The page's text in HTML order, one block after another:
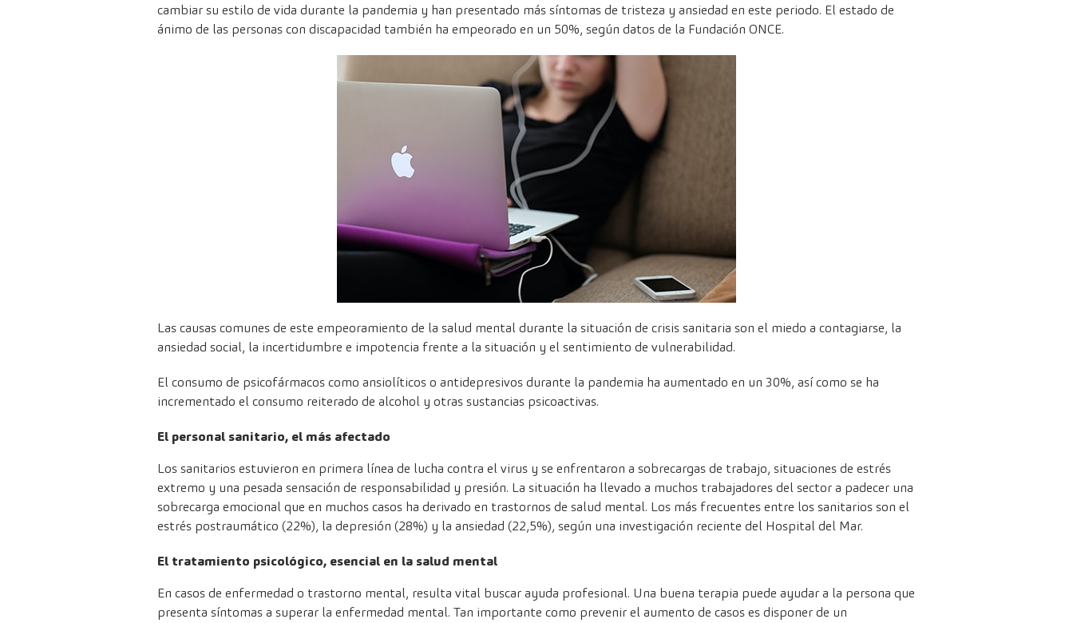
cambiar su estilo de vida durante la pandemia y han presentado más síntomas de tristeza y ansiedad en este periodo. El estado de
ánimo de las personas con discapacidad también ha empeorado en un 50%, según datos de la Fundación ONCE.
Las causas comunes de este empeoramiento de la salud mental durante la situación de crisis sanitaria son el miedo a contagiarse, la
ansiedad social, la incertidumbre e impotencia frente a la situación y el sentimiento de vulnerabilidad.
El consumo de psicofármacos como ansiolíticos o antidepresivos durante la pandemia ha aumentado en un 30%, así como se ha
incrementado el consumo reiterado de alcohol y otras sustancias psicoactivas.
El personal sanitario, el más afectado
Los sanitarios estuvieron en primera línea de lucha contra el virus y se enfrentaron a sobrecargas de trabajo, situaciones de estrés
extremo y una pesada sensación de responsabilidad y presión. La situación ha llevado a muchos trabajadores del sector a padecer una
sobrecarga emocional que en muchos casos ha derivado en trastornos de salud mental. Los más frecuentes entre los sanitarios son el
estrés postraumático (22%), la depresión (28%) y la ansiedad (22,5%), según una investigación reciente del Hospital del Mar.
El tratamiento psicológico, esencial en la salud mental
En casos de enfermedad o trastorno mental, resulta vital buscar ayuda profesional. Una buena terapia puede ayudar a la persona que
presenta síntomas a superar la enfermedad mental. Tan importante como prevenir el aumento de casos es disponer de un